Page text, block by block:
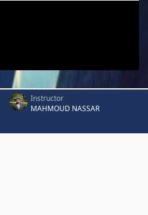
Instructor
MAHMOUD NASSAR